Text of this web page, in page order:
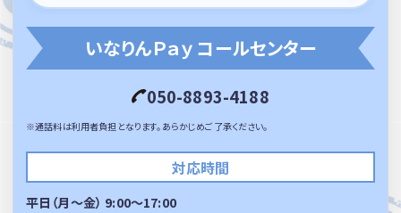
いなりんＰａｙ コールセンター
050-8893-4188
※通話料は利用者負担となります。あらかじめご了承ください。
対応時間
平日（月～金） 9:00～17:00